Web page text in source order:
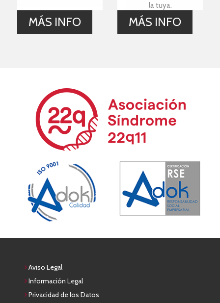
MÁS INFO
la tuya.
MÁS INFO
Aviso Legal
Información Legal
Privacidad de los Datos